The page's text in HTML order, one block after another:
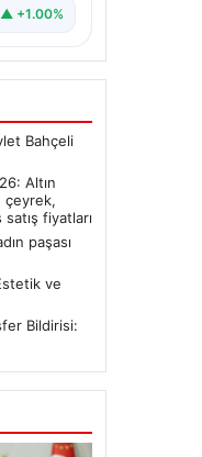
▲ +0.34%
Bahçeli
Altın
çeyrek,
fiyatları
paşası
ve
Bildirisi: